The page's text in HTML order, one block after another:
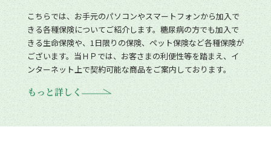
こちらでは、お手元のパソコンやスマートフォンから加入で
きる各種保険についてご紹介します。糖尿病の方でも加入で
きる生命保険や、1日限りの保険、ペット保険など各種保険が
ございます。当ＨＰでは、お客さまの利便性等を踏まえ、イ
ンターネット上で契約可能な商品をご案内しております。
もっと詳しく